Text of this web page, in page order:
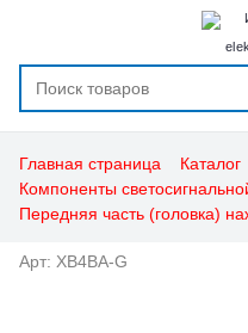
Главная страница Каталог
Компоненты
Передняя часть (головка)
Арт: XB4BA-G